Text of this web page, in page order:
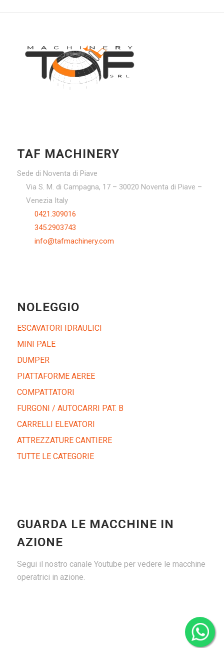
TAF MACHINERY
Sede di Noventa di Piave
Via S. M. di Campagna, 17 – 30020 Noventa di Piave –
Venezia Italy
0421.309016
345.2903743
info@tafmachinery.com
NOLEGGIO
ESCAVATORI IDRAULICI
MINI PALE
DUMPER
PIATTAFORME AEREE
COMPATTATORI
FURGONI / AUTOCARRI PAT. B
CARRELLI ELEVATORI
ATTREZZATURE CANTIERE
TUTTE LE CATEGORIE
GUARDA LE MACCHINE IN
AZIONE
Segui il nostro canale Youtube per vedere le macchine
operatrici in azione.